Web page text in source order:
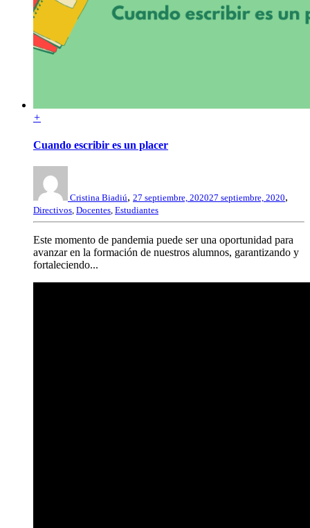
+
Cuando escribir es un placer
Cristina Biadiú, 27 septiembre, 202027 septiembre, 2020,
Directivos Docentes Estudiantes
Este momento de pandemia puede ser una oportunidad para
avanzar en la formación de nuestros alumnos, garantizando y
fortaleciendo...